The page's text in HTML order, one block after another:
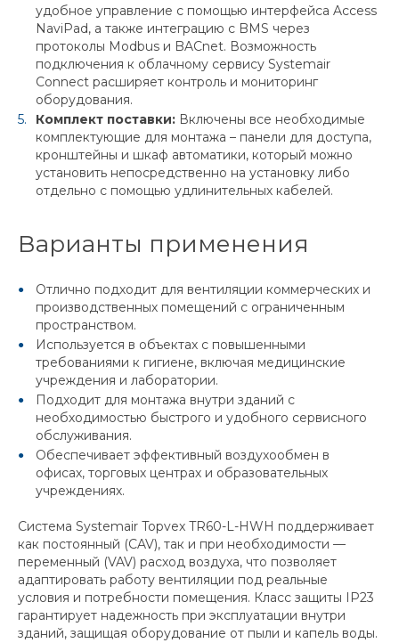
удобное управление с помощью интерфейса Access
NaviPad, а также интеграцию с BMS через
протоколы Modbus и BACnet. Возможность
подключения к облачному сервису Systemair
Connect расширяет контроль и мониторинг
оборудования.
Комплект поставки: Включены все необходимые
комплектующие для монтажа – панели для доступа,
кронштейны и шкаф автоматики, который можно
установить непосредственно на установку либо
отдельно с помощью удлинительных кабелей.
Варианты применения
Отлично подходит для вентиляции коммерческих и
производственных помещений с ограниченным
пространством.
Используется в объектах с повышенными
требованиями к гигиене, включая медицинские
учреждения и лаборатории.
Подходит для монтажа внутри зданий с
необходимостью быстрого и удобного сервисного
обслуживания.
Обеспечивает эффективный воздухообмен в
офисах, торговых центрах и образовательных
учреждениях.
Система Systemair Topvex TR60-L-HWH поддерживает
как постоянный (CAV), так и при необходимости —
переменный (VAV) расход воздуха, что позволяет
адаптировать работу вентиляции под реальные
условия и потребности помещения. Класс защиты IP23
гарантирует надежность при эксплуатации внутри
зданий, защищая оборудование от пыли и капель воды.